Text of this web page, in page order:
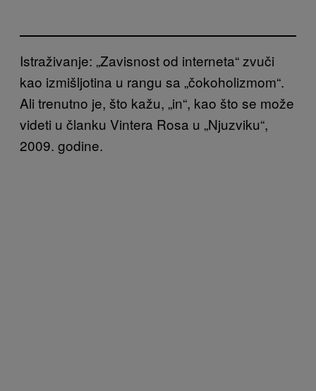
Istraživanje: „Zavisnost od interneta“ zvuči
kao izmišljotina u rangu sa „čokoholizmom“.
Ali trenutno je, što kažu, „in“, kao što se može
videti u članku Vintera Rosa u „Njuzviku“,
2009. godine.